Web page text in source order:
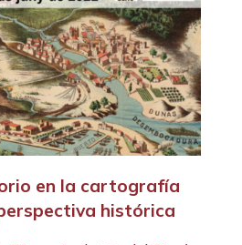
en la cartografía
histórica